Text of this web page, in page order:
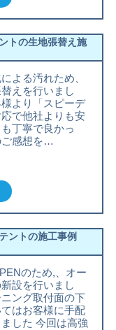
トの生地張替え施
よる汚れため、
えを行いまし
より「スピーデ
で他社よりも安
丁寧で良かっ
ご感想を…
ントの施工事例
のため,、オー
設を行いまし
ング取付面の下
はお客様に手配
した 今回は高強